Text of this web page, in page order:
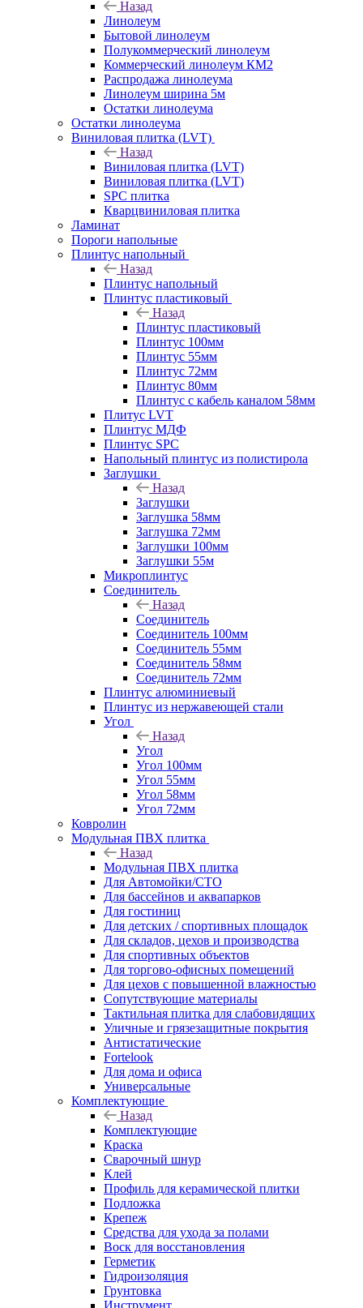
Назад
Линолеум
Бытовой линолеум
Полукоммерческий линолеум
Коммерческий линолеум КМ2
Распродажа линолеума
Линолеум ширина 5м
Остатки линолеума
Остатки линолеума
Виниловая плитка (LVT)
Назад
Виниловая плитка (LVT)
Виниловая плитка (LVT)
SPC плитка
Кварцвиниловая плитка
Ламинат
Пороги напольные
Плинтус напольный
Назад
Плинтус напольный
Плинтус пластиковый
Назад
Плинтус пластиковый
Плинтус 100мм
Плинтус 55мм
Плинтус 72мм
Плинтус 80мм
Плинтус с кабель каналом 58мм
Плитус LVT
Плинтус МДФ
Плинтус SPC
Напольный плинтус из полистирола
Заглушки
Назад
Заглушки
Заглушка 58мм
Заглушка 72мм
Заглушки 100мм
Заглушки 55м
Микроплинтус
Соединитель
Назад
Соединитель
Соединитель 100мм
Соединитель 55мм
Соединитель 58мм
Соединитель 72мм
Плинтус алюминиевый
Плинтус из нержавеющей стали
Угол
Назад
Угол
Угол 100мм
Угол 55мм
Угол 58мм
Угол 72мм
Ковролин
Модульная ПВХ плитка
Назад
Модульная ПВХ плитка
Для Автомойки/СТО
Для бассейнов и аквапарков
Для гостиниц
Для детских / спортивных площадок
Для складов, цехов и производства
Для спортивных объектов
Для торгово-офисных помещений
Для цехов с повышенной влажностью
Сопутствующие материалы
Тактильная плитка для слабовидящих
Уличные и грязезащитные покрытия
Антистатические
Fortelook
Для дома и офиса
Универсальные
Комплектующие
Назад
Комплектующие
Краска
Сварочный шнур
Клей
Профиль для керамической плитки
Подложка
Крепеж
Средства для ухода за полами
Воск для восстановления
Герметик
Гидроизоляция
Грунтовка
Инструмент